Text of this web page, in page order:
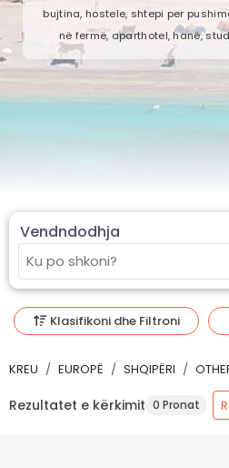
bujtina, hostele, shtepi per
në fermë, aparthotel, hanë,
Vendndodhja
Klasifikoni dhe Filtroni
KREU EUROPË SHQIPËRI
Rezultatet e kërkimit 0 Pronat